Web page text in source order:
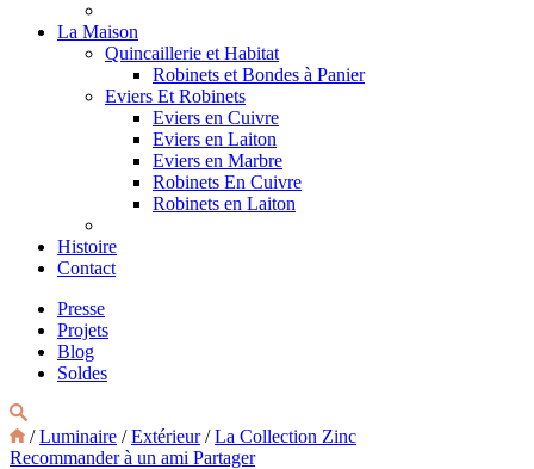
La Maison
Quincaillerie et Habitat
Robinets et Bondes à Panier
Eviers Et Robinets
Eviers en Cuivre
Eviers en Laiton
Eviers en Marbre
Robinets En Cuivre
Robinets en Laiton
Histoire
Contact
Presse
Projets
Blog
Soldes
/Luminaire /Extérieur/La Collection Zinc
Recommander à un ami Partager